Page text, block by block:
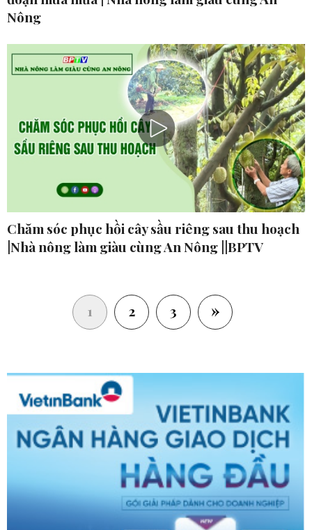
Nông
Chăm sóc phục hồi cây sầu riêng sau thu hoạch
|Nhà nông làm giàu cùng An Nông ||BPTV
1 (current)
2 3 »